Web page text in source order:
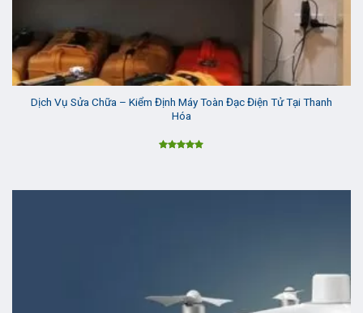
Dịch Vụ Sửa Chữa – Kiểm Định Máy Toàn Đạc Điện Tử Tại Thanh
Hóa